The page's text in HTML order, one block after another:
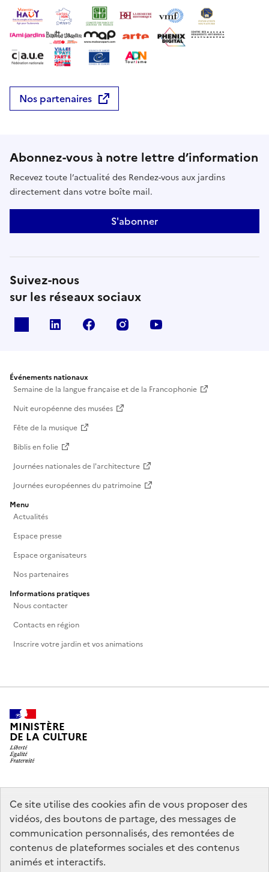
Ce site utilise des cookies afin de vous proposer des
vidéos, des boutons de partage, des messages de
communication personnalisés, des remontées de
contenus de plateformes sociales et des contenus
animés et interactifs.
Nos partenaires
Abonnez-vous à notre lettre d’information
Recevez toute l’actualité des Rendez-vous aux jardins
directement dans votre boîte mail.
S'abonner
Suivez-nous
sur les réseaux sociaux
Linkedin Facebook Instagram
Événements nationaux
Semaine de la langue française et de la Francophonie
Nuit européenne des musées
Fête de la musique
Biblis en folie
Journées nationales de l'architecture
Journées européennes du patrimoine
Menu
Actualités
Espace presse
Espace organisateurs
Nos partenaires
Informations pratiques
Nous contacter
Contacts en région
Inscrire votre jardin et vos animations
MINISTÈRE
DE LA CULTURE
legifrance.gouv.fr
info.gouv.fr
service-public.gouv.fr
data.gouv.fr